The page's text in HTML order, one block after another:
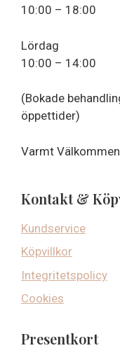
10:00 – 18:00
Lördag
10:00 – 14:00
(Bokade
öppettider)
Varmt
Kontakt &
Kundservice
Köpvillkor
Integritetspolicy
Cookies
Presentkort